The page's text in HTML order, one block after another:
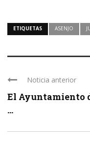
ETIQUETAS ASENJO
Noticia anterior
El Ayuntamiento
...